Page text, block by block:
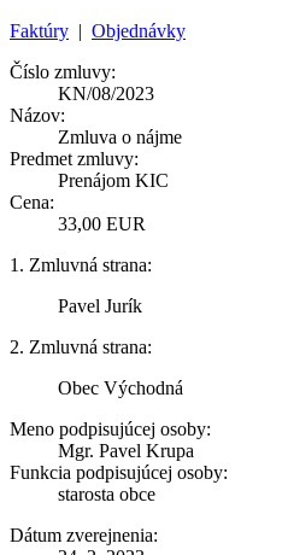
Faktúry | Objednávky
Číslo zmluvy:
KN/08/2023
Názov:
Zmluva o nájme
Predmet zmluvy:
Prenájom KIC
Cena:
33,00 EUR
1. Zmluvná strana:
Pavel Jurík
2. Zmluvná strana:
Obec Východná
Meno podpisujúcej osoby:
Mgr. Pavel Krupa
Funkcia podpisujúcej osoby:
starosta obce
Dátum zverejnenia: